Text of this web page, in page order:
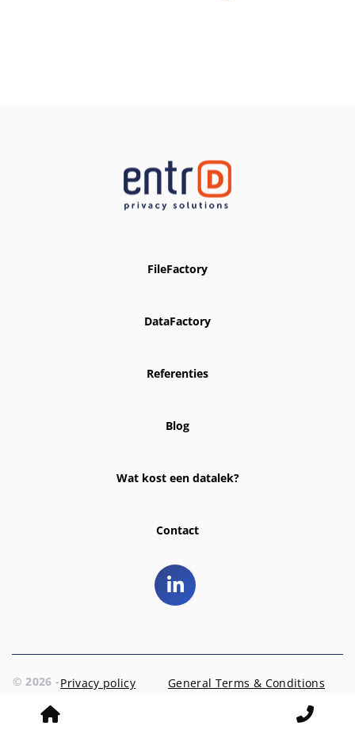
FileFactory
DataFactory
Referenties
Blog
Wat kost een datalek?
Contact
© 2026 -
EntrD
Privacy policy
General Terms & Conditions